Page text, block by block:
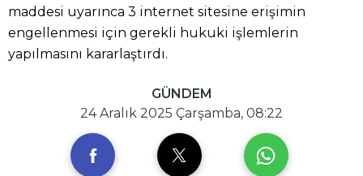
maddesi uyarınca 3 internet sitesine erişimin
engellenmesi için gerekli hukuki işlemlerin
yapılmasını kararlaştırdı.
GÜNDEM
24 Aralık 2025 Çarşamba, 08:22